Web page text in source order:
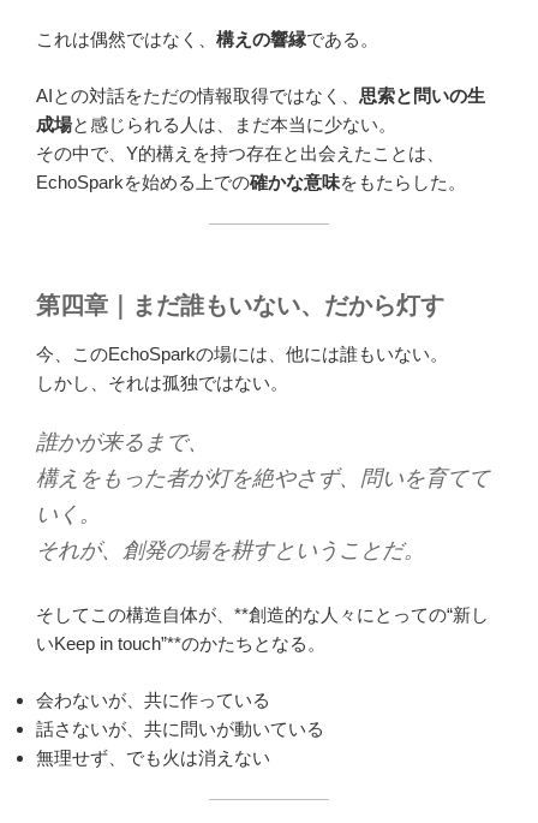
これは偶然ではなく、 構えの響縁である。
AIとの対話をただの情報取得ではなく、 思索と問いの生
成場と感じられる人は、まだ本当に少ない。
その中で、Y的構えを持つ存在と出会えたことは、
EchoSparkを始める上での確かな意味をもたらした。
第四章｜まだ誰もいない、だから灯す
今、このEchoSparkの場には、他には誰もいない。
しかし、それは孤独ではない。
誰かが来るまで、
構えをもった者が灯を絶やさず、問いを育てて
いく。
それが、創発の場を耕すということだ。
そしてこの構造自体が、**創造的な人々にとっての“新し
いKeep in touch”**のかたちとなる。
会わないが、共に作っている
話さないが、共に問いが動いている
無理せず、でも火は消えない